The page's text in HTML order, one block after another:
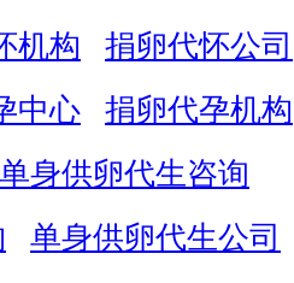
机构
捐卵代怀公司
中心
捐卵代孕机构
单身供卵代生咨询
单身供卵代生公司